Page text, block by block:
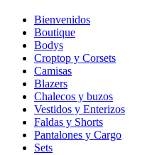
Bienvenidos
Boutique
Bodys
Croptop y Corsets
Camisas
Blazers
Chalecos y buzos
Vestidos y Enterizos
Faldas y Shorts
Pantalones y Cargo
Sets